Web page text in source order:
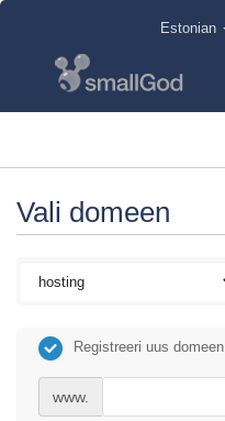
Estonian
Vali domeen
Registreeri uus domeen
www.